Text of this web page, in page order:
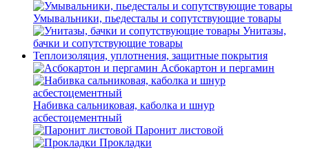
Умывальники, пьедесталы и сопутствующие товары
Унитазы,
бачки и сопутствующие товары
Теплоизоляция, уплотнения, защитные покрытия
Асбокартон и пергамин
Набивка сальниковая, каболка и шнур
асбестоцементный
Паронит листовой
Прокладки